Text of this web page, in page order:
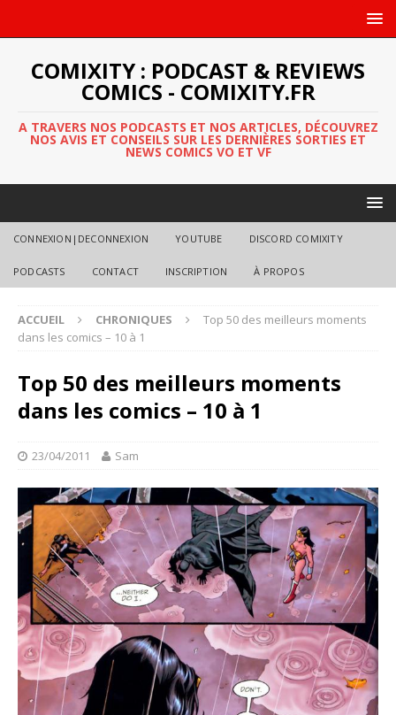
COMIXITY : PODCAST & REVIEWS
COMICS - COMIXITY.FR
A TRAVERS NOS PODCASTS ET NOS ARTICLES, DÉCOUVREZ
NOS AVIS ET CONSEILS SUR LES DERNIÈRES SORTIES ET
NEWS COMICS VO ET VF
CONNEXION|DECONNEXION YOUTUBE DISCORD COMIXITY
PODCASTS CONTACT INSCRIPTION À PROPOS
ACCUEIL CHRONIQUES
Top 50 des meilleurs moments
dans les comics – 10 à 1
Top 50 des meilleurs moments
dans les comics – 10 à 1
23/04/2011 Sam